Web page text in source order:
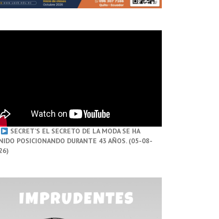
SECRET’S EL SECRETO DE LA MODA SE HA
POSICIONANDO DURANTE 43 AÑOS. (05-08-